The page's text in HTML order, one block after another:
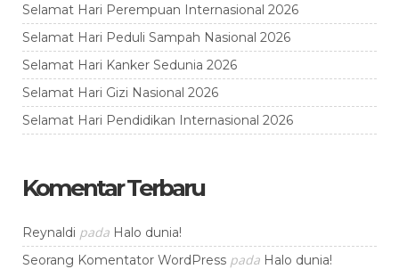
Selamat Hari Perempuan Internasional 2026
Selamat Hari Peduli Sampah Nasional 2026
Selamat Hari Kanker Sedunia 2026
Selamat Hari Gizi Nasional 2026
Selamat Hari Pendidikan Internasional 2026
Komentar Terbaru
Reynaldi pada Halo dunia!
Seorang Komentator WordPress pada Halo dunia!